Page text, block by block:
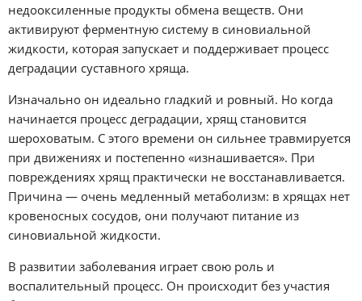
недооксиленные продукты обмена веществ. Они
активируют ферментную систему в синовиальной
жидкости, которая запускает и поддерживает процесс
деградации суставного хряща.
Изначально он идеально гладкий и ровный. Но когда
начинается процесс деградации, хрящ становится
шероховатым. С этого времени он сильнее травмируется
при движениях и постепенно «изнашивается». При
повреждениях хрящ практически не восстанавливается.
Причина — очень медленный метаболизм: в хрящах нет
кровеносных сосудов, они получают питание из
синовиальной жидкости.
В развитии заболевания играет свою роль и
воспалительный процесс. Он происходит без участия